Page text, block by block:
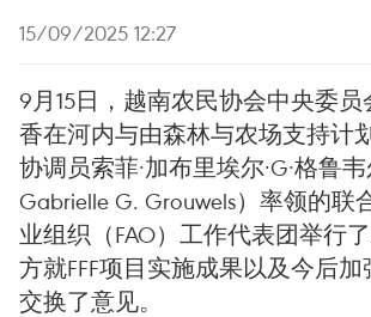
15/09/2025 12:27
9月15日，越南农民协会中央委
香在河内与由森林与农场支持计
协调员索菲·加布里埃尔·G·格鲁
Gabrielle G. Grouwels）率领的联
业组织（FAO）工作代表团举行
方就FFF项目实施成果以及今后
交换了意见。